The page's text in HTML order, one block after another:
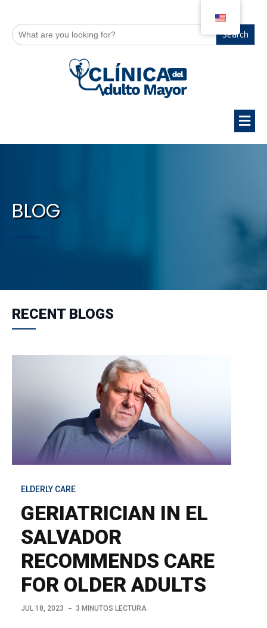
Search
for:
BLOG
RECENT BLOGS
ELDERLY CARE
GERIATRICIAN IN EL
SALVADOR
RECOMMENDS CARE
FOR OLDER ADULTS
JUL 18, 2023 3 MINUTOS LECTURA